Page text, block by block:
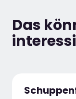
Das